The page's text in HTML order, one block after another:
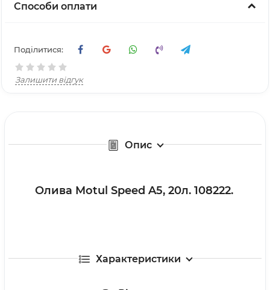
Способи оплати
Поділитися:
Залишити відгук
Опис
Олива Motul Speed A5, 20л. 108222.
Характеристики